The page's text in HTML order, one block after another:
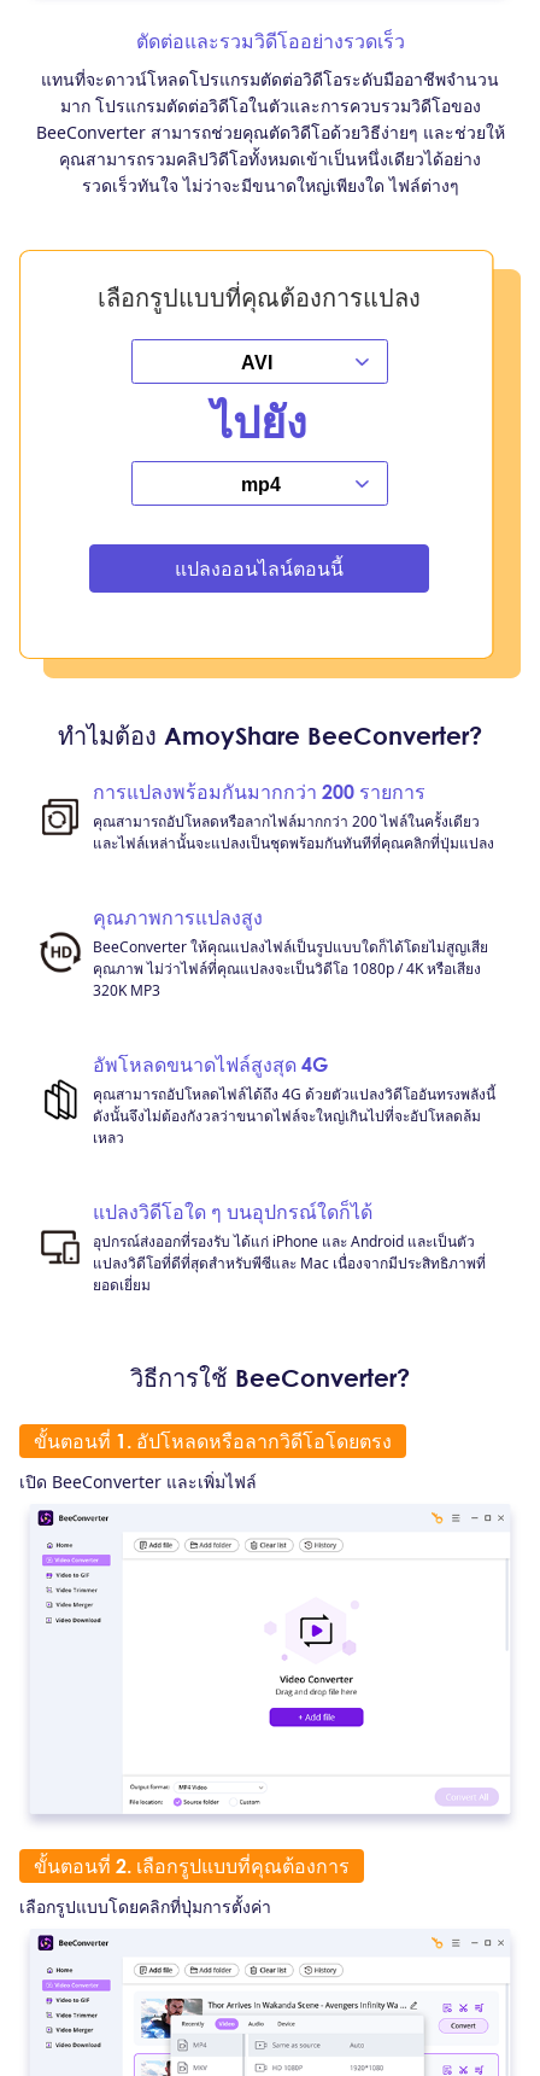
ตัดต่อและรวมวิดีโออย่างรวดเร็ว
แทนที่จะดาวน์โหลดโปรแกรมตัดต่อวิดีโอระดับมืออาชีพจำนวน
มาก โปรแกรมตัดต่อวิดีโอในตัวและการควบรวมวิดีโอของ
BeeConverter สามารถช่วยคุณตัดวิดีโอด้วยวิธีง่ายๆ และช่วยให้
คุณสามารถรวมคลิปวิดีโอทั้งหมดเข้าเป็นหนึ่งเดียวได้อย่าง
รวดเร็วทันใจ ไม่ว่าจะมีขนาดใหญ่เพียงใด ไฟล์ต่างๆ
เลือกรูปแบบที่คุณต้องการแปลง
ไปยัง
แปลงออนไลน์ตอนนี้
ทำไมต้อง AmoyShare BeeConverter?
การแปลงพร้อมกันมากกว่า 200 รายการ
คุณสามารถอัปโหลดหรือลากไฟล์มากกว่า 200 ไฟล์ในครั้งเดียว
และไฟล์เหล่านั้นจะแปลงเป็นชุดพร้อมกันทันทีที่คุณคลิกที่ปุ่มแปลง
คุณภาพการแปลงสูง
BeeConverter ให้คุณแปลงไฟล์เป็นรูปแบบใดก็ได้โดยไม่สูญเสีย
คุณภาพ ไม่ว่าไฟล์ที่คุณแปลงจะเป็นวิดีโอ 1080p / 4K หรือเสียง
320K MP3
อัพโหลดขนาดไฟล์สูงสุด 4G
คุณสามารถอัปโหลดไฟล์ได้ถึง 4G ด้วยตัวแปลงวิดีโออันทรงพลังนี้
ดังนั้นจึงไม่ต้องกังวลว่าขนาดไฟล์จะใหญ่เกินไปที่จะอัปโหลดล้ม
เหลว
แปลงวิดีโอใด ๆ บนอุปกรณ์ใดก็ได้
อุปกรณ์ส่งออกที่รองรับ ได้แก่ iPhone และ Android และเป็นตัว
แปลงวิดีโอที่ดีที่สุดสำหรับพีซีและ Mac เนื่องจากมีประสิทธิภาพที่
ยอดเยี่ยม
วิธีการใช้ BeeConverter?
ขั้นตอนที่ 1. อัปโหลดหรือลากวิดีโอโดยตรง
เปิด BeeConverter และเพิ่มไฟล์
ขั้นตอนที่ 2. เลือกรูปแบบที่คุณต้องการ
เลือกรูปแบบโดยคลิกที่ปุ่มการตั้งค่า